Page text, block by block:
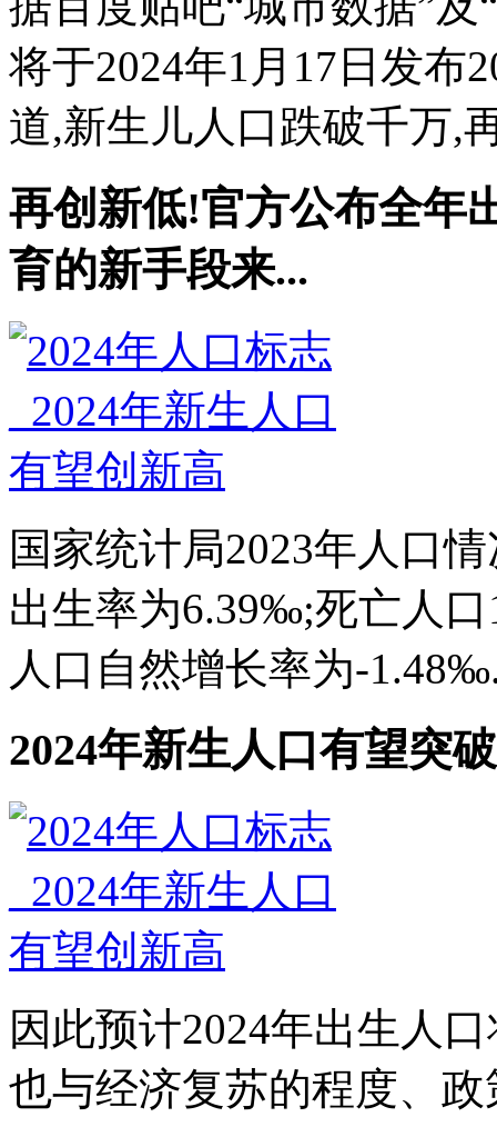
将于2024年1月17日发布
道,新生儿人口跌破千万,
再创新低!官方公布全年
育的新手段来...
国家统计局2023年人口
出生率为6.39‰;死亡人
人口自然增长率为-
2024年新生人口有望突
因此预计2024年出生人
也与经济复苏的程度、